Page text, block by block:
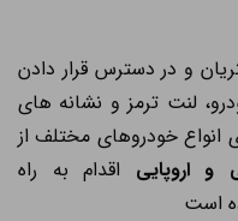
و در دسترس قرار دادن
لنت ترمز و نشانه های
خودروهای مختلف از
اروپاییاقدام به راه